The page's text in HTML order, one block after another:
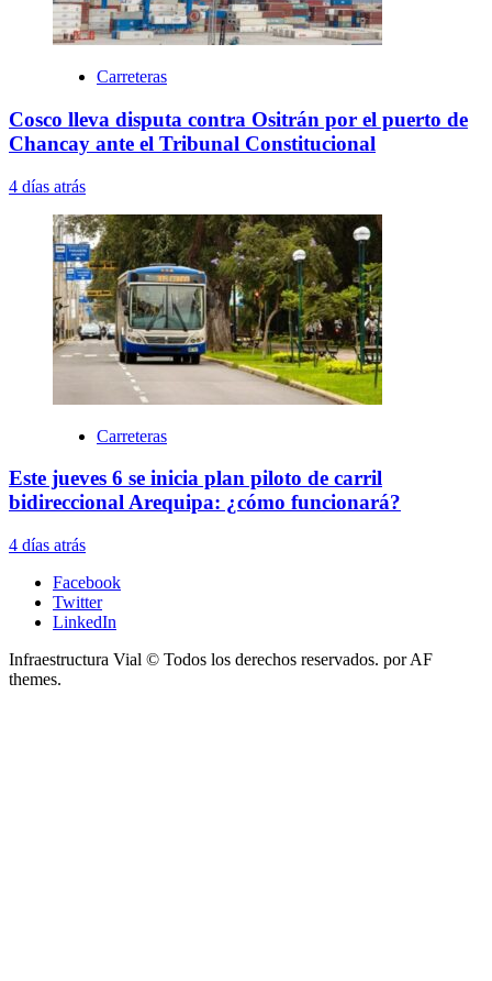
Carreteras
Cosco lleva disputa contra Ositrán por el puerto de
Chancay ante el Tribunal Constitucional
4 días atrás
Carreteras
Este jueves 6 se inicia plan piloto de carril
bidireccional Arequipa: ¿cómo funcionará?
4 días atrás
Facebook
Twitter
LinkedIn
Infraestructura Vial © Todos los derechos reservados. por AF
themes.